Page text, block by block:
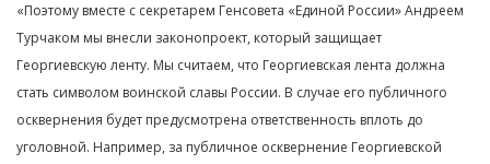
«Поэтому вместе с секретарем Генсовета «Единой России» Андреем
Турчаком мы внесли законопроект, который защищает
Георгиевскую ленту. Мы считаем, что Георгиевская лента должна
стать символом воинской славы России. В случае его публичного
осквернения будет предусмотрена ответственность вплоть до
уголовной. Например, за публичное осквернение Георгиевской